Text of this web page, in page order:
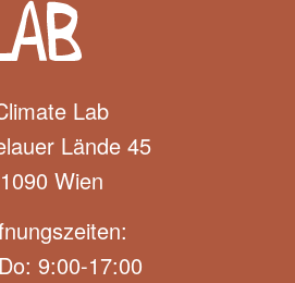
Lab
Lände 45
1090 Wien
9:00-17:00